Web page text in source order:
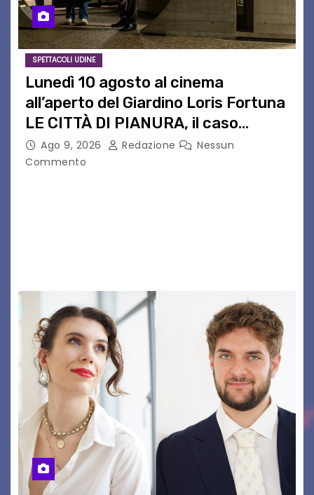
SPETTACOLI UDINE
Lunedì 10 agosto al cinema
all’aperto del Giardino Loris Fortuna
LE CITTÀ DI PIANURA, il caso
cinematografico dell’anno!
Ago 9, 2026 Redazione
Nessun
Commento